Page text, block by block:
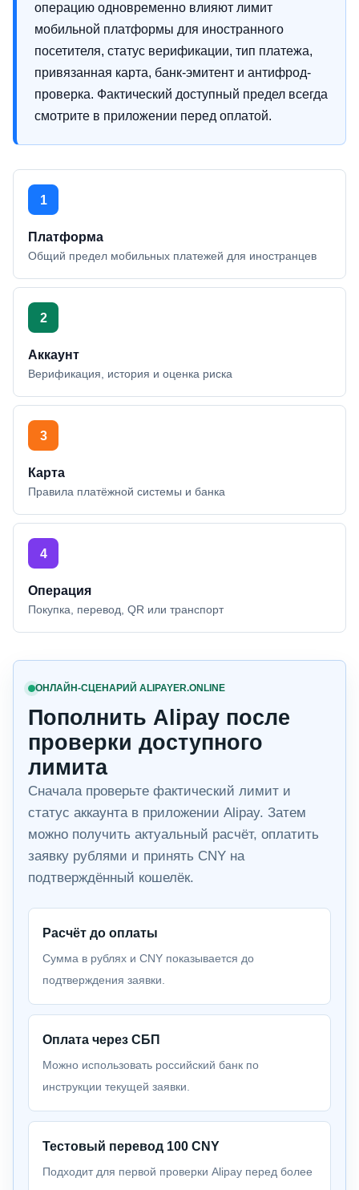
операцию одновременно влияют лимит
мобильной платформы для иностранного
посетителя, статус верификации, тип платежа,
привязанная карта, банк-эмитент и антифрод-
проверка. Фактический доступный предел всегда
смотрите в приложении перед оплатой.
1
Платформа
Общий предел мобильных платежей для иностранцев
2
Аккаунт
Верификация, история и оценка риска
3
Карта
Правила платёжной системы и банка
4
Операция
Покупка, перевод, QR или транспорт
ОНЛАЙН-СЦЕНАРИЙ ALIPAYER.ONLINE
Пополнить Alipay после
проверки доступного
лимита
Сначала проверьте фактический лимит и
статус аккаунта в приложении Alipay. Затем
можно получить актуальный расчёт, оплатить
заявку рублями и принять CNY на
подтверждённый кошелёк.
Расчёт до оплаты
Сумма в рублях и CNY показывается до
подтверждения заявки.
Оплата через СБП
Можно использовать российский банк по
инструкции текущей заявки.
Тестовый перевод 100 CNY
Подходит для первой проверки Alipay перед более